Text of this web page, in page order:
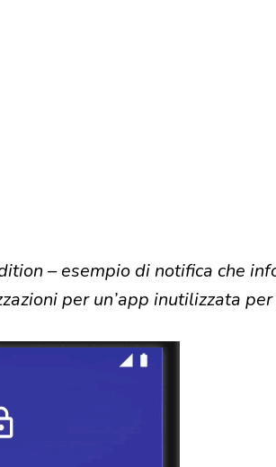
– esempio di notifica che
per un’app inutilizzata